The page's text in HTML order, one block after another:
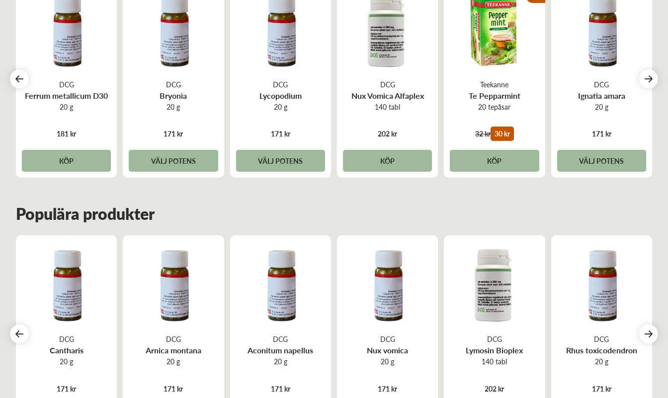
DCG
Ferrum metallicum D30
20 g
181 kr
KÖP
DCG
Bryonia
20 g
171 kr
VÄLJ POTENS
DCG
Lycopodium
20 g
171 kr
VÄLJ POTENS
DCG
Nux Vomica Alfaplex
140 tabl
202 kr
KÖP
Teekanne
Te Pepparmint
20 tepåsar
32 kr 30 kr
KÖP
DCG
Ignatia amara
20 g
171 kr
VÄLJ POTENS
Populära produkter
DCG
Cantharis
20 g
171 kr
DCG
Arnica montana
20 g
171 kr
DCG
Aconitum napellus
20 g
171 kr
DCG
Nux vomica
20 g
171 kr
DCG
Lymosin Bioplex
140 tabl
202 kr
DCG
Rhus toxicodendron
20 g
171 kr